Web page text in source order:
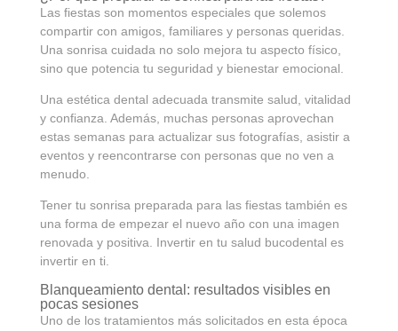
Las fiestas son momentos especiales que solemos
compartir con amigos, familiares y personas queridas.
Una sonrisa cuidada no solo mejora tu aspecto físico,
sino que potencia tu seguridad y bienestar emocional.
Una estética dental adecuada transmite salud, vitalidad
y confianza. Además, muchas personas aprovechan
estas semanas para actualizar sus fotografías, asistir a
eventos y reencontrarse con personas que no ven a
menudo.
Tener tu sonrisa preparada para las fiestas también es
una forma de empezar el nuevo año con una imagen
renovada y positiva. Invertir en tu salud bucodental es
invertir en ti.
Blanqueamiento dental: resultados visibles en
pocas sesiones
Uno de los tratamientos más solicitados en esta época